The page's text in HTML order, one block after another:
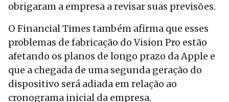
obrigaram a empresa a revisar suas previsões.
O Financial Times também afirma que esses
problemas de fabricação do Vision Pro estão
afetando os planos de longo prazo da Apple e
que a chegada de uma segunda geração do
dispositivo será adiada em relação ao
cronograma inicial da empresa.